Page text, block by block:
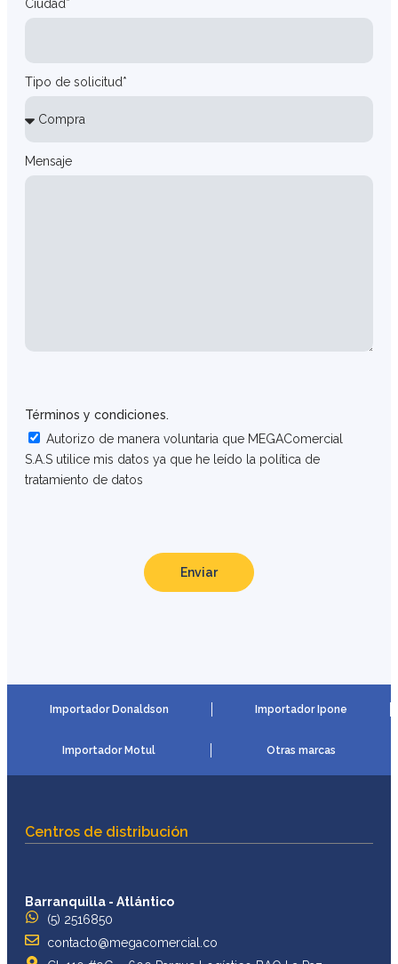
Ciudad*
Tipo de solicitud*
Mensaje
Términos y condiciones.
Autorizo de manera voluntaria que MEGAComercial
S.A.S utilice mis datos ya que he leído la política de
tratamiento de datos
Enviar
Importador Donaldson Importador Ipone
Importador Motul Otras marcas
Centros de distribución
Barranquilla - Atlántico
(5) 2516850
contacto@megacomercial.co